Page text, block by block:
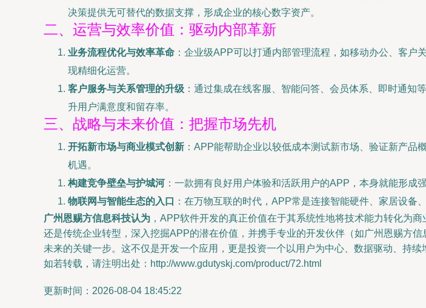
决策提供无可替代的数据支撑，形成企业的核心数字资产。
二、运营与效率价值：驱动内部革新
业务流程优化与效率革命 ：企业级APP可以打通内部管理流程，如移动办公、客
现精细化运营。
客户服务与关系管理的升级 ：通过集成在线客服、智能问答、会员体系、即时通
升用户满意度和留存率。
三、战略与未来价值：把握市场先机
开拓新市场与商业模式创新 ：APP能帮助企业以较低成本测试新市场、验证新产
机遇。
构建竞争壁垒与护城河：一款拥有良好用户体验和活跃用户的APP，本身就能形成
物联网与智能生态的入口
：在万物互联的时代，APP常是连接智能硬件、家居设备
广州恩赐方信息科技认为 ，APP软件开发的真正价值在于其系统性地将技术能力转化为
还是传统企业转型，深入挖掘APP的潜在价值，并携手专业的开发伙伴（如广州恩赐方
未来的关键一步。这不仅是开发一个应用，更是投资一个以用户为中心、数据驱动、持续
如若转载，请注明出处：http://www.gdutyskj.com/product/72.html
更新时间：2026-08-04 18:45:22